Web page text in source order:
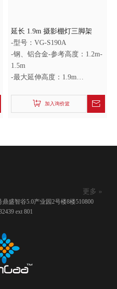
延长 1.9m 摄影棚灯三脚架
-型号：VG-S190A
-钢、铝合金-参考高度：1.2m-
1.5m
-最大延伸高度：1.9m
加入询价篮
更多 »
盛智谷5.0产业园2号楼8楼510800
ext 801